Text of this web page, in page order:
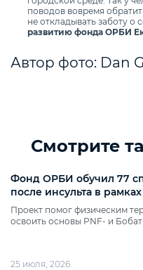
поводов вовремя
не откладывать заботу о
развитию фонда ОРБИ
Автор фото: Dan
Смотрите
Фонд ОРБИ обучил 77
после инсульта в
Проект помог физическим
освоить основы PNF‑ и
25 июля, 2026